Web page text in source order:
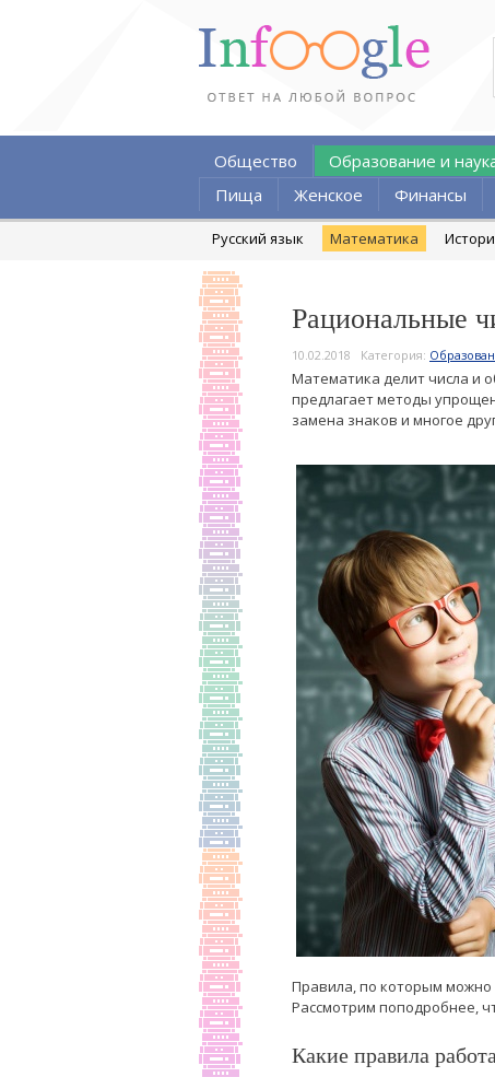
Общество Образование и
Пища
Женское Финансы
Русский язык Математика
Рациональные
10.02.2018 Категория:
Математика делит числа и
предлагает методы
замена знаков и многое
Правила, по которым можно
Рассмотрим поподробнее,
Какие правила